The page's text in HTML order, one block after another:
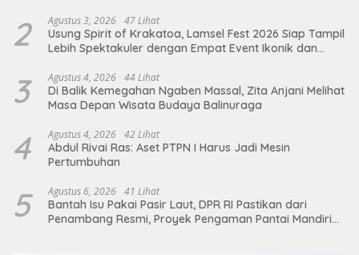
2 Agustus 3, 2026 47 Lihat
Usung Spirit of Krakatoa, Lamsel Fest 2026 Siap Tampil
Lebih Spektakuler dengan Empat Event Ikonik dan
3 Agustus 4, 2026 44 Lihat
Di Balik Kemegahan Ngaben Massal, Zita Anjani Melihat
Masa Depan Wisata Budaya Balinuraga
4 Agustus 4, 2026 42 Lihat
Abdul Rivai Ras: Aset PTPN I Harus Jadi Mesin
Pertumbuhan
5 Agustus 6, 2026 41 Lihat
Bantah Isu Pakai Pasir Laut, DPR RI Pastikan dari
Penambang Resmi, Proyek Pengaman Pantai Mandiri